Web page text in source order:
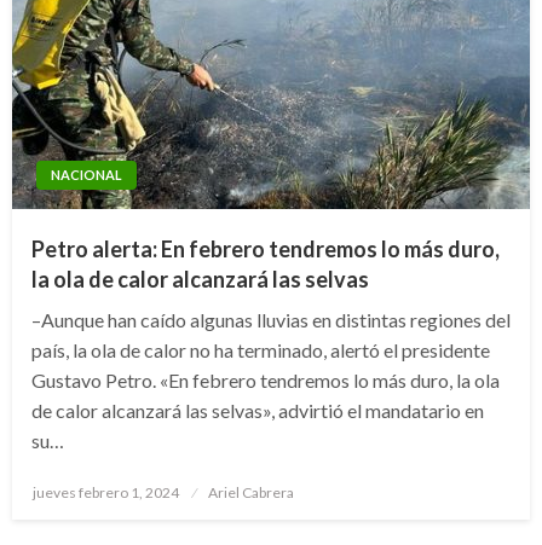
NACIONAL
Petro alerta: En febrero tendremos lo más duro,
la ola de calor alcanzará las selvas
–Aunque han caído algunas lluvias en distintas regiones del
país, la ola de calor no ha terminado, alertó el presidente
Gustavo Petro. «En febrero tendremos lo más duro, la ola
de calor alcanzará las selvas», advirtió el mandatario en
su…
Publicado
jueves febrero 1, 2024 Ariel Cabrera